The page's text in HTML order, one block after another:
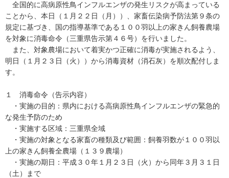
全国的に高病原性鳥インフルエンザの発生リスクが高まっている
ことから、本日（１月２２日（月））、家畜伝染病予防法第９条の
規定に基づき、国の指導基準である１００羽以上の家きん飼養農場
を対象に消毒命令（三重県告示第４６号）を行いました。
また、対象農場において着実かつ正確に消毒が実施されるよう、
明日（１月２３日（火））から消毒資材（消石灰）を順次配付しま
す。
１ 消毒命令（告示内容）
・実施の目的：県内における高病原性鳥インフルエンザの緊急的
な発生予防のため
・実施する区域：三重県全域
・実施の対象となる家畜の種類及び範囲：飼養羽数が１００羽以
上の家きん飼養全農場（１３９農場）
・実施の期日：平成３０年１月２３日（火）から同年３月３１日
（土）まで